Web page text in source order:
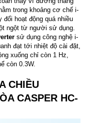
trong khoảng cơ chế i-
đổi hoạt động quá nhiều
ngột từ người sử dụng.
sử dụng công nghệ i-
đạt tới nhiệt độ cài đặt,
xuống chỉ còn 1 Hz,
còn 0.3W.
CHIỀU
CASPER HC-